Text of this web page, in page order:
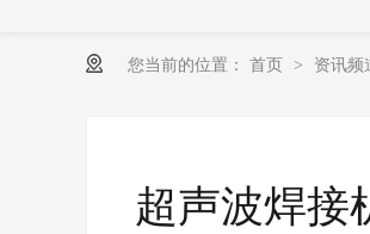
您当前的位置： 首页 > 资讯频
超声波焊接